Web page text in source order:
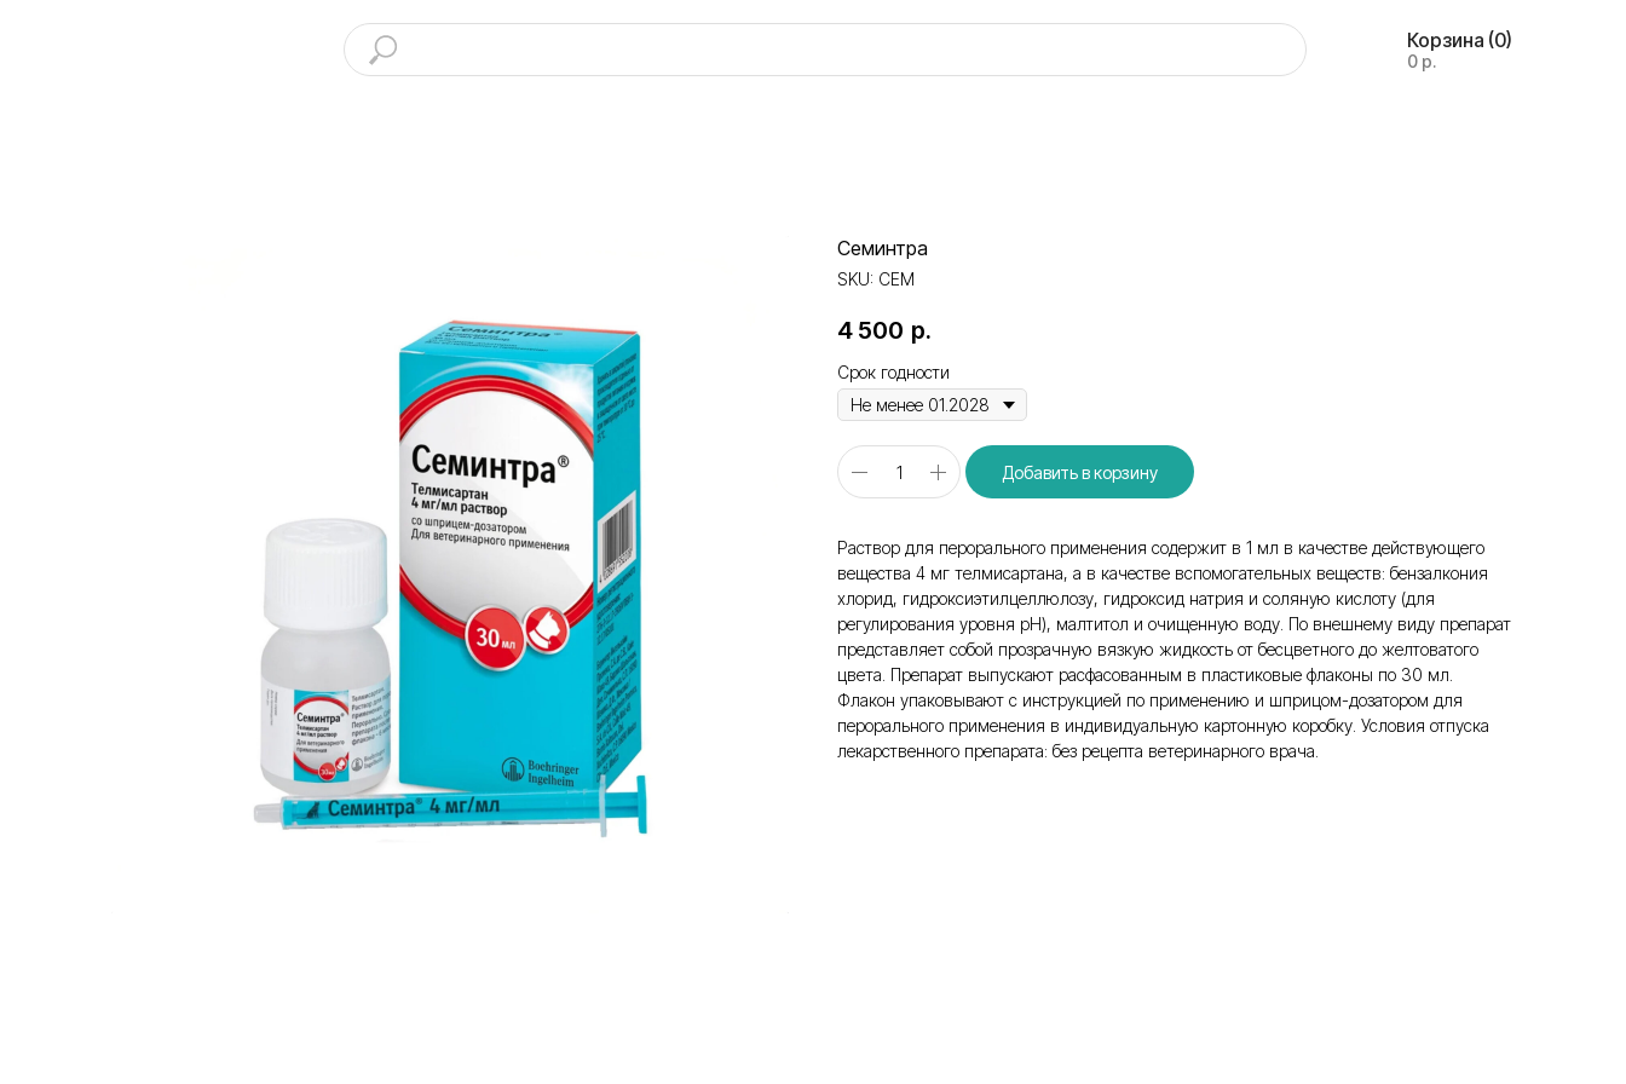
(0)
Корзина
0 р.
Семинтра
SKU: СЕМ
4 500 р.
Срок годности
Добавить в корзину
Раствор для перорального применения содержит в 1 мл в качестве действующего
вещества 4 мг телмисартана, а в качестве вспомогательных веществ: бензалкония
хлорид, гидроксиэтилцеллюлозу, гидроксид натрия и соляную кислоту (для
регулирования уровня рН), малтитол и очищенную воду. По внешнему виду препарат
представляет собой прозрачную вязкую жидкость от бесцветного до желтоватого
цвета. Препарат выпускают расфасованным в пластиковые флаконы по 30 мл.
Флакон упаковывают с инструкцией по применению и шприцом-дозатором для
перорального применения в индивидуальную картонную коробку. Условия отпуска
лекарственного препарата: без рецепта ветеринарного врача.